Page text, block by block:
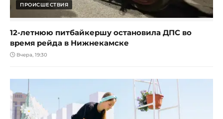
ПРОИСШЕСТВИЯ
12-летнюю питбайкершу остановила ДПС во
время рейда в Нижнекамске
Вчера, 19:30